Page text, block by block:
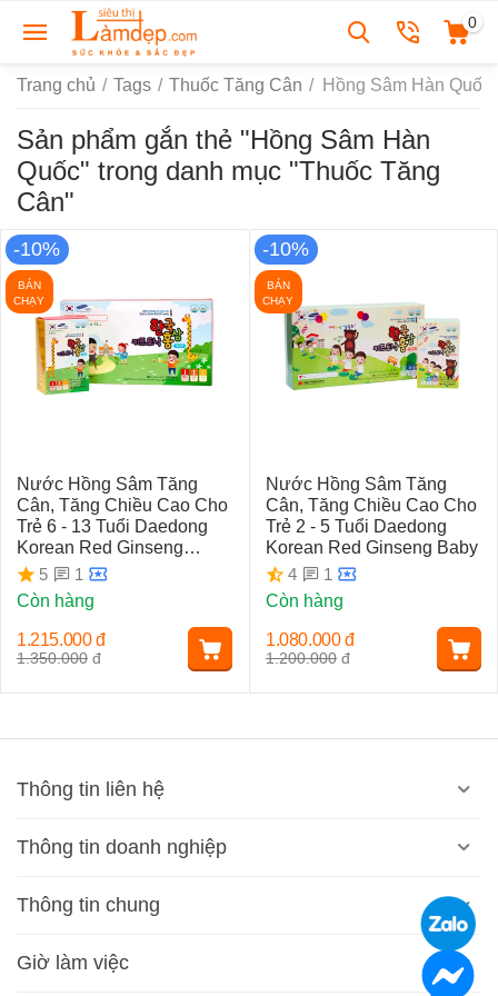
0
Trang chủ / Tags / Thuốc Tăng Cân / Hồng Sâm Hàn Quốc
Sản phẩm gắn thẻ "Hồng Sâm Hàn
Quốc" trong danh mục "Thuốc Tăng
Cân"
-10%
BÁN
CHẠY
Nước Hồng Sâm Tăng
Cân, Tăng Chiều Cao Cho
Trẻ 6 - 13 Tuổi Daedong
Korean Red Ginseng
Junior
5
1
Còn hàng
1.350.000 đ
1.215.000 đ
-10%
BÁN
CHẠY
Nước Hồng Sâm Tăng
Cân, Tăng Chiều Cao Cho
Trẻ 2 - 5 Tuổi Daedong
Korean Red Ginseng Baby
4
1
Còn hàng
1.200.000 đ
1.080.000 đ
Thông tin liên hệ
Thông tin doanh nghiệp
Thông tin chung
Giờ làm việc